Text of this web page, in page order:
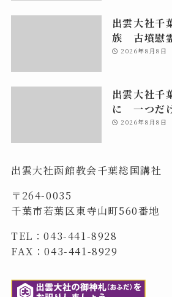
出雲大社
族 古墳慰
2026年8月8日
出雲大社
に 一つだ
2026年8月8日
出雲大社函館教会千葉総国講社
〒264-0035
千葉市若葉区東寺山町560番地
TEL：043-441-8928
FAX：043-441-8929